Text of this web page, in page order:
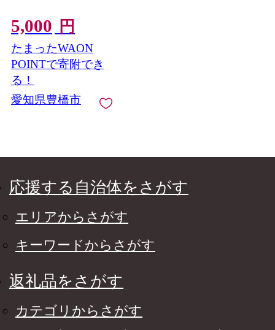
5,000 円
たまったWAON
POINTで寄附でき
る！
愛知県豊橋市
応援する自治体をさがす
エリアからさがす
キーワードからさがす
返礼品をさがす
カテゴリからさがす